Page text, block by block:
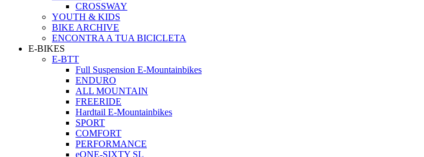
CROSSWAY
YOUTH & KIDS
BIKE ARCHIVE
ENCONTRA A TUA BICICLETA
E-BIKES
E-BTT
Full Suspension E-Mountainbikes
ENDURO
ALL MOUNTAIN
FREERIDE
Hardtail E-Mountainbikes
SPORT
COMFORT
PERFORMANCE
eONE-SIXTY SL